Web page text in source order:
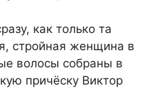
как только та
стройная женщина в
волосы собраны в
причёску Виктор